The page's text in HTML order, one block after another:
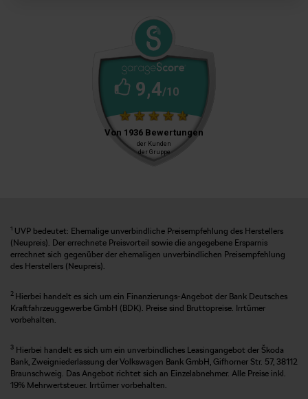
1 UVP bedeutet: Ehemalige unverbindliche Preisempfehlung des Herstellers
(Neupreis). Der errechnete Preisvorteil sowie die angegebene Ersparnis
errechnet sich gegenüber der ehemaligen unverbindlichen Preisempfehlung
des Herstellers (Neupreis).
2 Hierbei handelt es sich um ein Finanzierungs-Angebot der Bank Deutsches
Kraftfahrzeuggewerbe GmbH (BDK). Preise sind Bruttopreise. Irrtümer
vorbehalten.
3 Hierbei handelt es sich um ein unverbindliches Leasingangebot der Škoda
Bank, Zweigniederlassung der Volkswagen Bank GmbH, Gifhorner Str. 57, 38112
Braunschweig. Das Angebot richtet sich an Einzelabnehmer. Alle Preise inkl.
19% Mehrwertsteuer. Irrtümer vorbehalten.